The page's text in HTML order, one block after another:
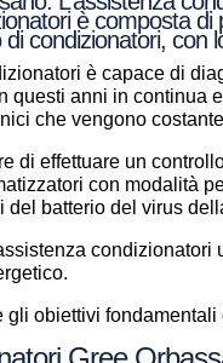
è composta
condizionatori, con
è capace di
questi anni in
che vengono
di effettuare un
con modalità
batterio del virus
obiettivi